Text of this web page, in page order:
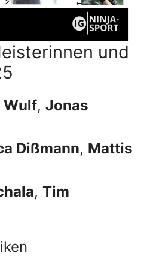
und
Wulf, Jonas
Dißmann, Mattis
, Tim